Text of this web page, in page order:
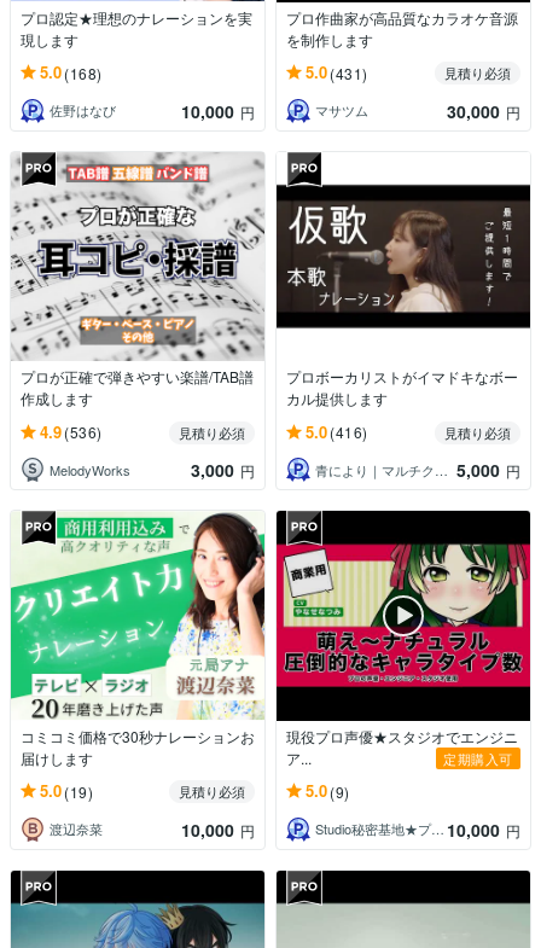
プロ認定★理想のナレーションを実
現します
5.0(168)
佐野はなび 10,000 円
プロ作曲家が高品質なカラオケ音源
を制作します
5.0(431)
見積り必須
マサツム
30,000 円
プロが正確で弾きやすい楽譜/TAB譜
作成します
4.9(536)
見積り必須
MelodyWorks
3,000 円
プロボーカリストがイマドキなボー
カル提供します
5.0(416)
見積り必須
青により｜マルチクリエイター
5,000 円
コミコミ価格で30秒ナレーションお
届けします
5.0(19)
見積り必須
渡辺奈菜
10,000 円
現役プロ声優★スタジオでエンジニ
ア...
定期購入可
5.0(9)
Studio秘密基地★プロ声優＆プロ集団 10,000 円